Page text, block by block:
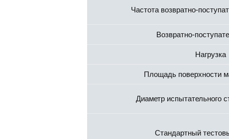
Частота возвратно-
Возвратно-
Нагрузка
Площадь поверхности
Диаметр испытательного
Стандартный